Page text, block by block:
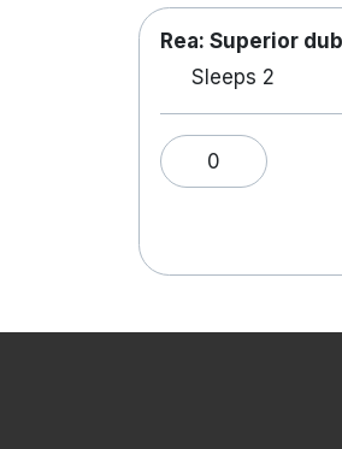
Rea: Superior
Sleeps 2
0